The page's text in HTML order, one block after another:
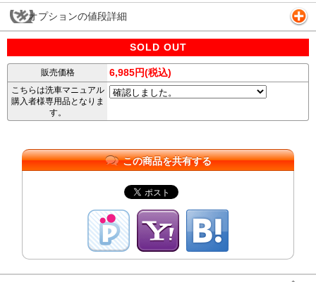
オプションの値段詳細
SOLD OUT
販売価格 6,985円(税込)
こちらは洗車マニュアル
購入者様専用品となりま
す。
この商品を共有する